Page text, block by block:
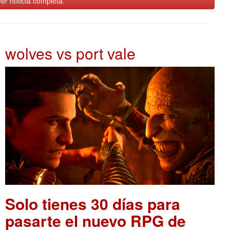
wolves vs port vale
Solo tienes 30 días para
pasarte el nuevo RPG de